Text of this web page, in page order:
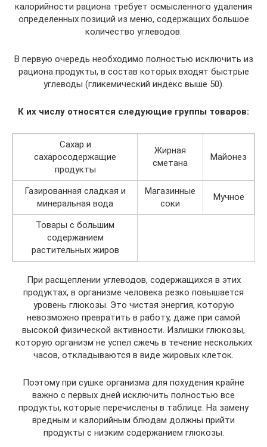
калорийности рациона требует осмысленного удаления
определенных позиций из меню, содержащих большое
количество углеводов.
В первую очередь необходимо полностью исключить из
рациона продукты, в состав которых входят быстрые
углеводы (гликемический индекс выше 50).
К их числу относятся следующие группы товаров:
Сахар и
сахаросодержащие
продукты
Жирная
сметана
Майонез
Газированная сладкая и
минеральная вода
Магазинные
соки
Мучное
Товары с большим
содержанием
растительных жиров
При расщеплении углеводов, содержащихся в этих
продуктах, в организме человека резко повышается
уровень глюкозы. Это чистая энергия, которую
невозможно превратить в работу, даже при самой
высокой физической активности. Излишки глюкозы,
которую организм не успел сжечь в течение нескольких
часов, откладываются в виде жировых клеток.
Поэтому при сушке организма для похудения крайне
важно с первых дней исключить полностью все
продукты, которые перечислены в таблице. На замену
вредным и калорийным блюдам должны прийти
продукты с низким содержанием глюкозы.